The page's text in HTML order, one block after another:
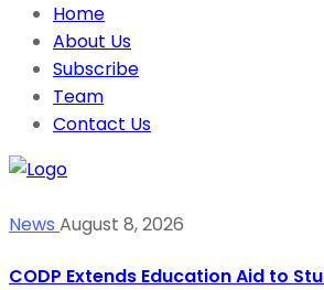
Home
About Us
Subscribe
Team
Contact Us
News August 8, 2026
CODP Extends Education Aid to